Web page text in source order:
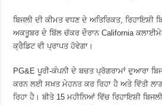
ਬਿਜਲੀ ਦੀ ਕੀਮਤ ਵਧਣ ਦੇ ਅਤਿਰਿਕਤ, ਰਿਹਾਇਸ਼ੀ
ਅਕਤੂਬਰ ਦੇ ਬਿੱਲ ਚੱਕਰ ਦੌਰਾਨ California
ਕ੍ਰੈਡਿਟ ਵੀ ਪ੍ਰਾਪਤ ਹੋਵੇਗਾ।
PG&E ਪੂਰੀ-ਕੰਪਨੀ ਦੇ ਬਚਤ ਪ੍ਰੋਗਰਾਮਾਂ ਦੁਆਰਾ
ਕਰਨ ਲਈ ਸਖ਼ਤ ਮੇਹਨਤ ਕਰ ਰਿਹਾ ਹੈ ਅਤੇ ਵਿੱਤੀ
ਰਿਹਾ ਹੈ। ਬੀਤੇ 15 ਮਹੀਨਿਆਂ ਵਿੱਚ ਰਿਹਾਇਸ਼ੀ